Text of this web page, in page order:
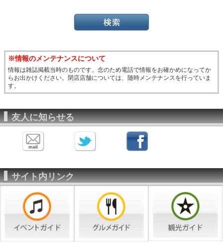
※情報のメンテナンスについて
情報は雑誌掲載当時のものです。念のため電話で情報をお確かめになってか
らお出かけください。閉店店舗については、随時メンテナンスを行っていま
す。
友人に知らせる
サイト内リンク